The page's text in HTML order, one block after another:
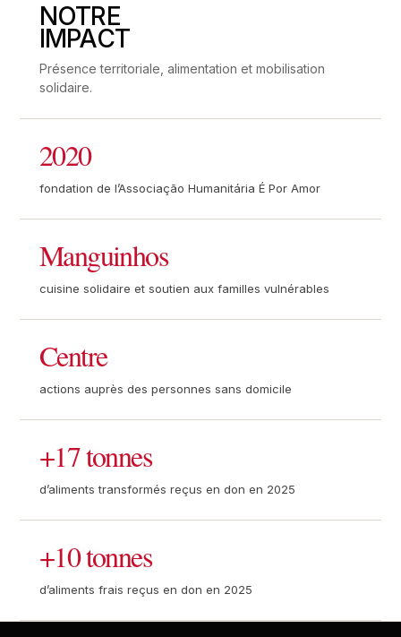
NOTRE
IMPACT
Présence territoriale, alimentation et mobilisation
solidaire.
2020
fondation de l’Associação Humanitária É Por Amor
Manguinhos
cuisine solidaire et soutien aux familles vulnérables
Centre
actions auprès des personnes sans domicile
+17 tonnes
d’aliments transformés reçus en don en 2025
+10 tonnes
d’aliments frais reçus en don en 2025